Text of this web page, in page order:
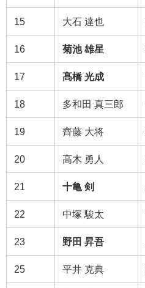
15 大石 達也
16 菊池 雄星
17 髙橋 光成
18 多和田 真三郎
19 齊藤 大将
20 高木 勇人
21 十亀 剣
22 中塚 駿太
23 野田 昇吾
25 平井 克典